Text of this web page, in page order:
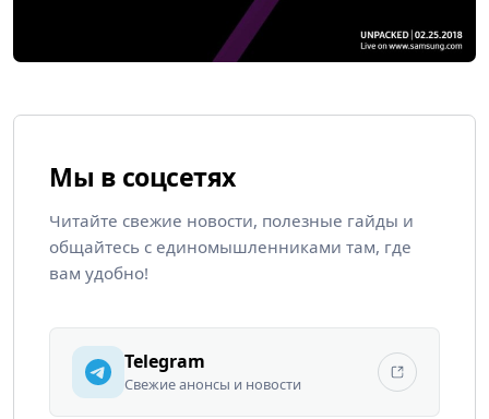
Мы в соцсетях
Читайте свежие новости, полезные гайды и
общайтесь с единомышленниками там, где
вам удобно!
Telegram
Свежие анонсы и новости